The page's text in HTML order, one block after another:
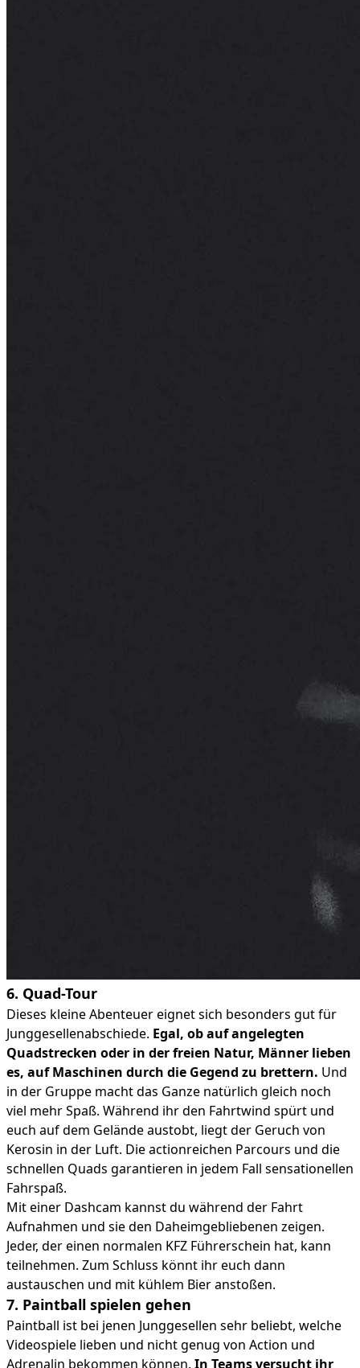
6. Quad-Tour
Dieses kleine Abenteuer eignet sich besonders gut für
Junggesellenabschiede. Egal, ob auf angelegten
Quadstrecken oder in der freien Natur, Männer lieben
es, auf Maschinen durch die Gegend zu brettern. Und
in der Gruppe macht das Ganze natürlich gleich noch
viel mehr Spaß. Während ihr den Fahrtwind spürt und
euch auf dem Gelände austobt, liegt der Geruch von
Kerosin in der Luft. Die actionreichen Parcours und die
schnellen Quads garantieren in jedem Fall sensationellen
Fahrspaß.
Mit einer Dashcam kannst du während der Fahrt
Aufnahmen und sie den Daheimgebliebenen zeigen.
Jeder, der einen normalen KFZ Führerschein hat, kann
teilnehmen. Zum Schluss könnt ihr euch dann
austauschen und mit kühlem Bier anstoßen.
7. Paintball spielen gehen
Paintball ist bei jenen Junggesellen sehr beliebt, welche
Videospiele lieben und nicht genug von Action und
Adrenalin bekommen können. In Teams versucht ihr